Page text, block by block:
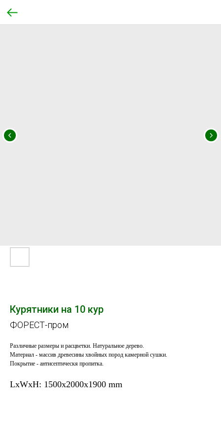
Курятники на 10 кур
ФОРЕСТ-пром
Различные размеры и расцветки. Натуральное дерево.
Материал - массив древесины хвойных пород камерной сушки.
Покрытие - антисептическя пропитка.
LxWxH: 1500x2000x1900 mm